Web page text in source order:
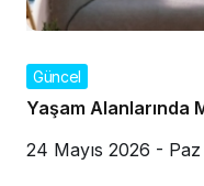
Güncel
Yaşam Alanlarında
24 Mayıs 2026 -